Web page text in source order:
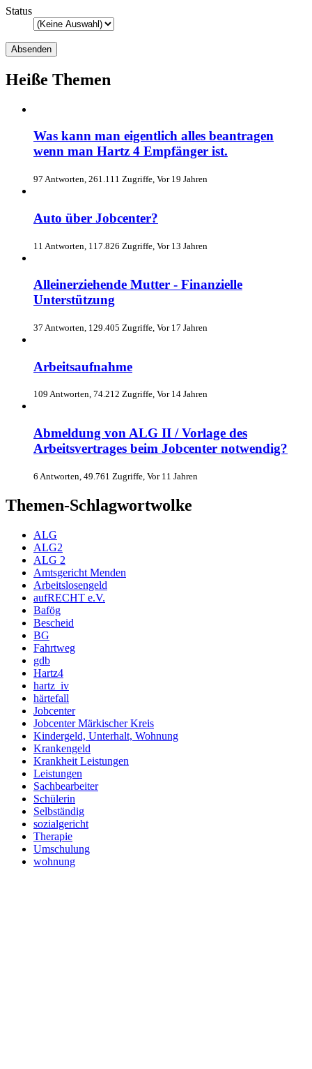
Status
Heiße Themen
Was kann man eigentlich alles beantragen
wenn man Hartz 4 Empfänger ist.
97 Antworten, 261.111 Zugriffe, Vor 19 Jahren
Auto über Jobcenter?
11 Antworten, 117.826 Zugriffe, Vor 13 Jahren
Alleinerziehende Mutter - Finanzielle
Unterstützung
37 Antworten, 129.405 Zugriffe, Vor 17 Jahren
Arbeitsaufnahme
109 Antworten, 74.212 Zugriffe, Vor 14 Jahren
Abmeldung von ALG II / Vorlage des
Arbeitsvertrages beim Jobcenter notwendig?
6 Antworten, 49.761 Zugriffe, Vor 11 Jahren
Themen-Schlagwortwolke
ALG
ALG2
ALG 2
Amtsgericht Menden
Arbeitslosengeld
aufRECHT e.V.
Bafög
Bescheid
BG
Fahrtweg
gdb
Hartz4
hartz_iv
härtefall
Jobcenter
Jobcenter Märkischer Kreis
Kindergeld, Unterhalt, Wohnung
Krankengeld
Krankheit Leistungen
Leistungen
Sachbearbeiter
Schülerin
Selbständig
sozialgericht
Therapie
Umschulung
wohnung